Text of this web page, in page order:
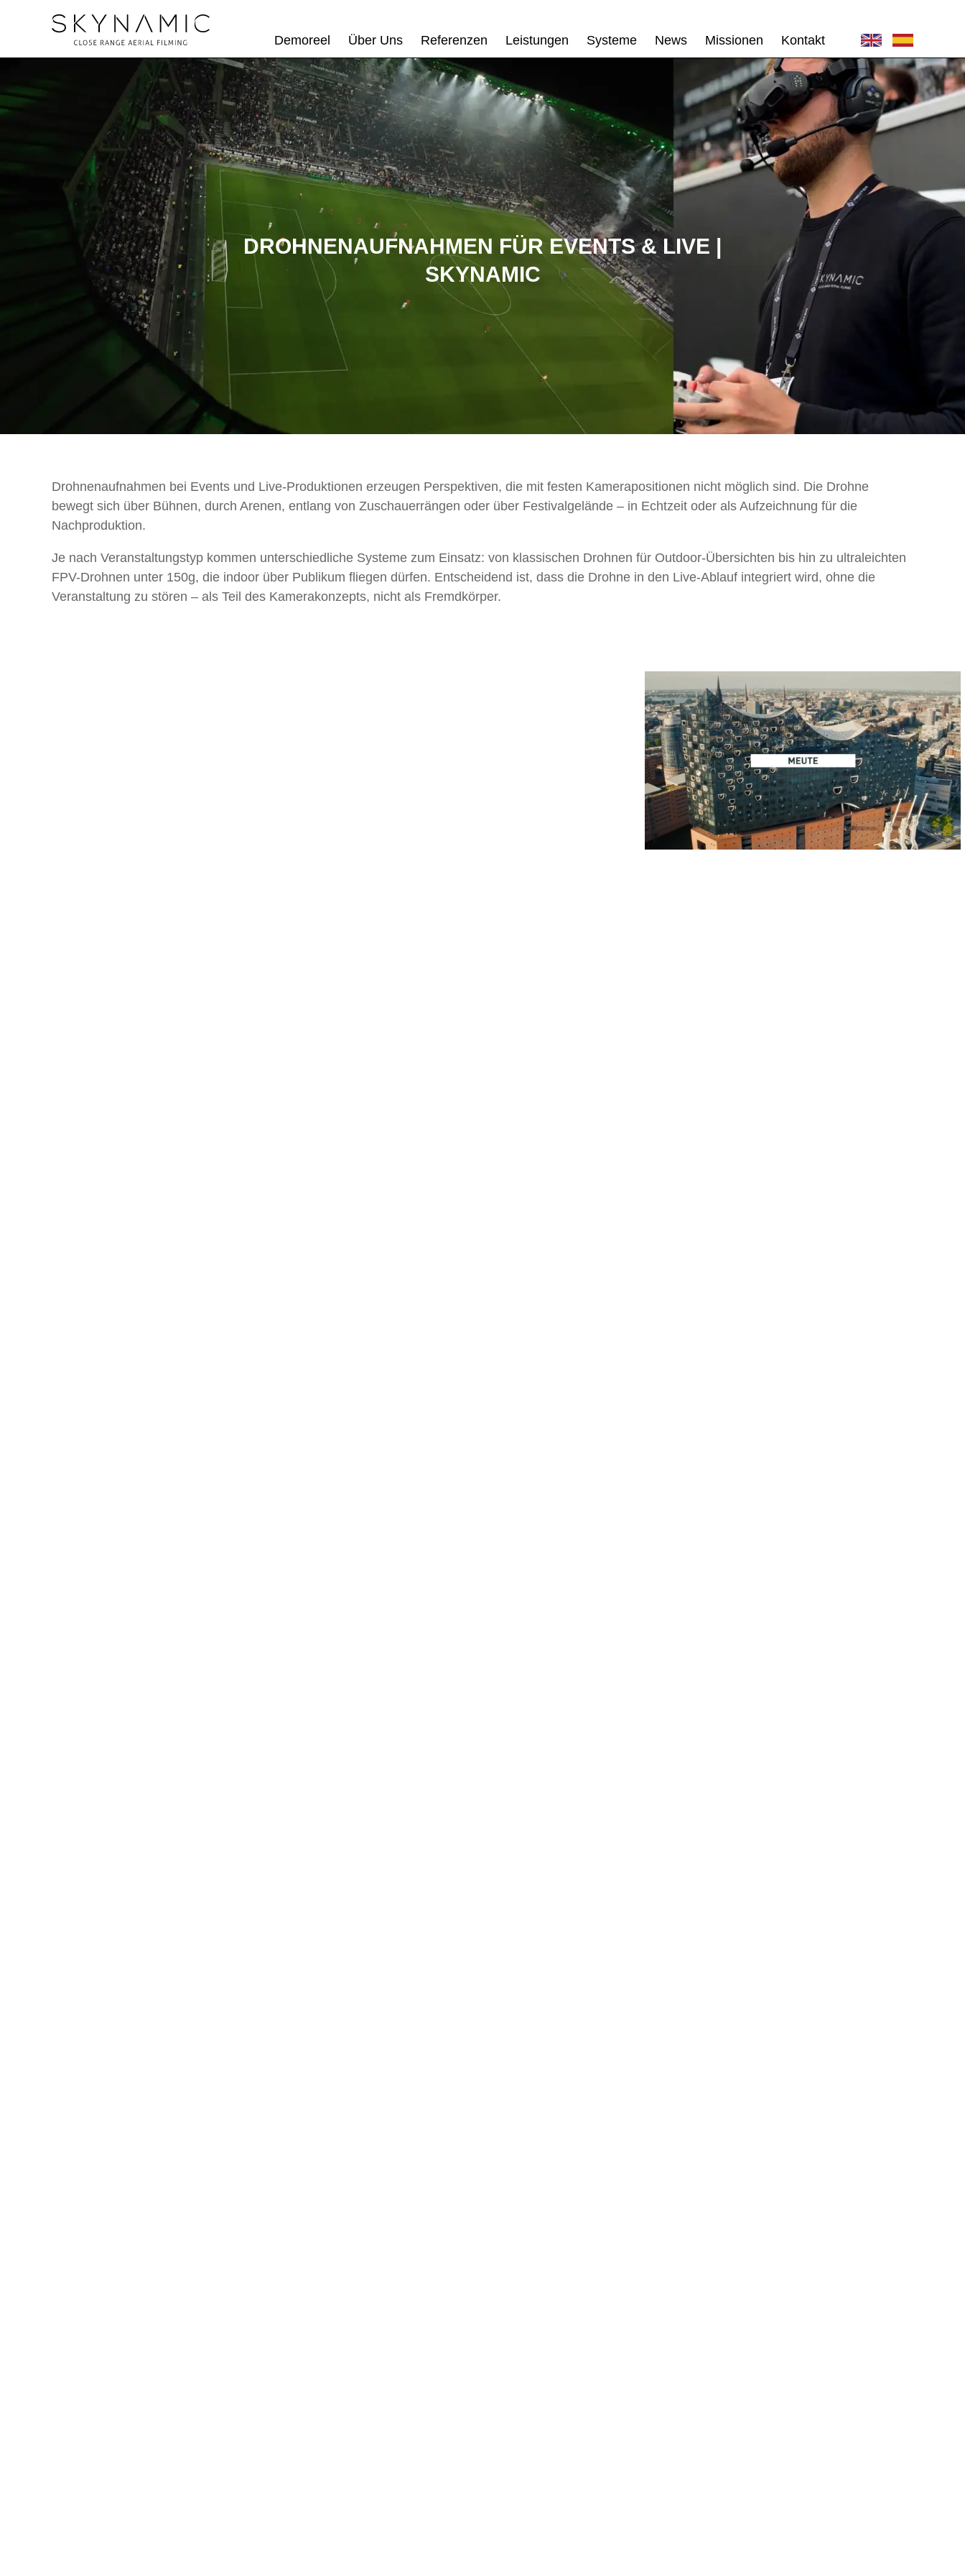
Demoreel Über Uns Referenzen Leistungen Systeme News Missionen Kontakt
DROHNENAUFNAHMEN FÜR EVENTS & LIVE |
SKYNAMIC
Drohnenaufnahmen bei Events und Live-Produktionen erzeugen Perspektiven, die mit festen Kamerapositionen nicht möglich sind. Die Drohne
bewegt sich über Bühnen, durch Arenen, entlang von Zuschauerrängen oder über Festivalgelände – in Echtzeit oder als Aufzeichnung für die
Nachproduktion.
Je nach Veranstaltungstyp kommen unterschiedliche Systeme zum Einsatz: von klassischen Drohnen für Outdoor-Übersichten bis hin zu ultraleichten
FPV-Drohnen unter 150g, die indoor über Publikum fliegen dürfen. Entscheidend ist, dass die Drohne in den Live-Ablauf integriert wird, ohne die
Veranstaltung zu stören – als Teil des Kamerakonzepts, nicht als Fremdkörper.